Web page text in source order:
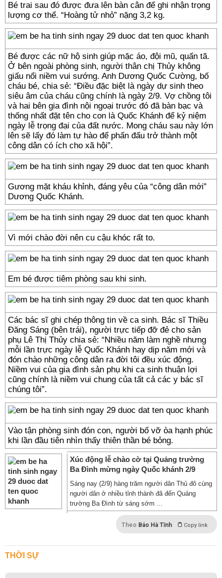
Bé trai sau đó được đưa lên bàn cân để ghi nhận trọng
lượng cơ thể. “Hoàng tử nhỏ” nặng 3,2 kg.
Bé được các nữ hộ sinh giúp mặc áo, đội mũ, quấn tã.
Ở bên ngoài phòng sinh, người thân chị Thủy không
giấu nổi niềm vui sướng. Anh Dương Quốc Cường, bố
cháu bé, chia sẻ: “Điều đặc biệt là ngày dự sinh theo
siêu âm của cháu cũng chính là ngày 2/9. Vợ chồng tôi
và hai bên gia đình nội ngoại trước đó đã bàn bạc và
thống nhất đặt tên cho con là Quốc Khánh để kỷ niệm
ngày lễ trọng đại của đất nước. Mong cháu sau này lớn
lên sẽ lấy đó làm tự hào để phấn đấu trở thành một
công dân có ích cho xã hội”.
Gương mặt kháu khỉnh, đáng yêu của “công dân mới”
Dương Quốc Khánh.
Vì mới chào đời nên cu cậu khóc rất to.
Em bé được tiêm phòng sau khi sinh.
Các bác sĩ ghi chép thông tin về ca sinh. Bác sĩ Thiều
Đăng Sáng (bên trái), người trực tiếp đỡ đẻ cho sản
phụ Lê Thị Thủy chia sẻ: “Nhiều năm làm nghề nhưng
mỗi lần trực ngày lễ Quốc Khánh hay dịp năm mới và
đón chào những công dân ra đời tôi đều xúc động.
Niềm vui của gia đình sản phụ khi ca sinh thuận lợi
cũng chính là niềm vui chung của tất cả các y bác sĩ
chúng tôi”.
Vào tận phòng sinh đón con, người bố vỡ òa hạnh phúc
khi lần đầu tiên nhìn thấy thiên thần bé bỏng.
Xúc động lễ chào cờ tại Quảng trường
Ba Đình mừng ngày Quốc khánh 2/9
Sáng nay (2/9) hàng trăm người dân Thủ đô cùng
người dân ở nhiều tỉnh thành đã đến Quảng
trường Ba Đình từ sáng sớm ...
Theo Báo Hà Tĩnh Copy link
THỜI SỰ